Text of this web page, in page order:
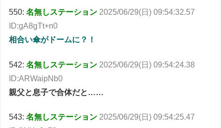
550:名無しステーション 2025/06/29(日) 09:54:32.57
ID:gA8gTt+n0
相合い傘がドームに？！
542:名無しステーション 2025/06/29(日) 09:54:24.38
ID:ARWaipNb0
親父と息子で合体だと……
543:名無しステーション 2025/06/29(日) 09:54:25.47